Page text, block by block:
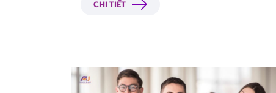
lợi thế như thế nào? Điều kiện du học Úc THPT
CHI TIẾT